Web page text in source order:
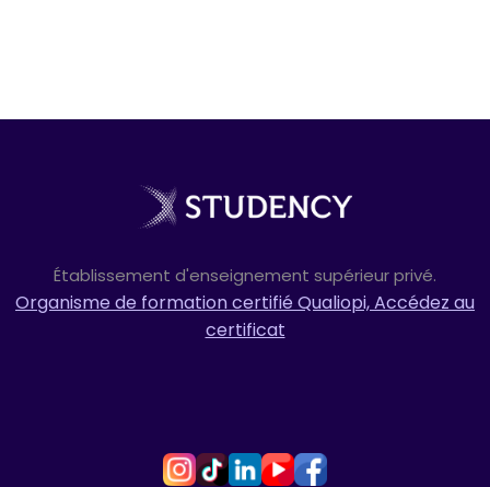
Établissement d'enseignement supérieur privé.
Organisme de formation certifié Qualiopi, Accédez au
certificat